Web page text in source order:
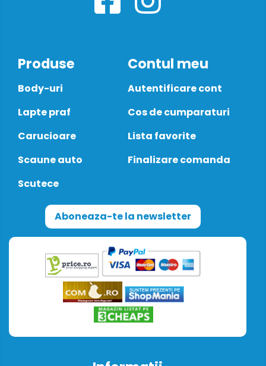
Produse
Body-uri
Lapte praf
Carucioare
Scaune auto
Scutece
Contul meu
Autentificare cont
Cos de cumparaturi
Lista favorite
Finalizare comanda
Aboneaza-te la newsletter